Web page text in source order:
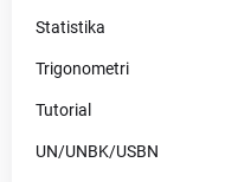
Statistika
Trigonometri
Tutorial
UN/UNBK/USBN